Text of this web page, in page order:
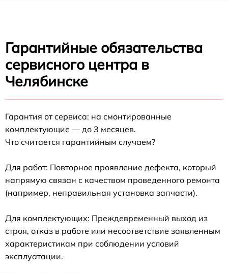
Гарантийные обязательства
сервисного центра в
Челябинске
Гарантия от сервиса: на смонтированные
комплектующие — до 3 месяцев.
Что считается гарантийным случаем?
Для работ: Повторное проявление дефекта, который
напрямую связан с качеством проведенного ремонта
(например, неправильная установка запчасти).
Для комплектующих: Преждевременный выход из
строя, отказ в работе или несоответствие заявленным
характеристикам при соблюдении условий
эксплуатации.